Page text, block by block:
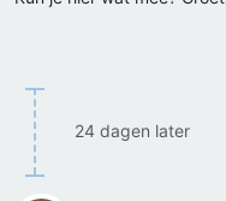
24 dagen later